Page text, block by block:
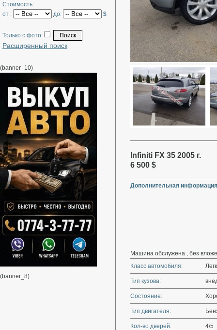
Стоимость:
от :
до: $
Только с фото:
Расширенный поиск
(banner_10)
(banner_8)
Infiniti FX 35 2005 г.
6 500 $
Дополнительная
Машина обслужена , без
Класс автомобиля:
Тип кузова:
Состояние:
Тип двигателя:
Кол-во дверей: 4/5